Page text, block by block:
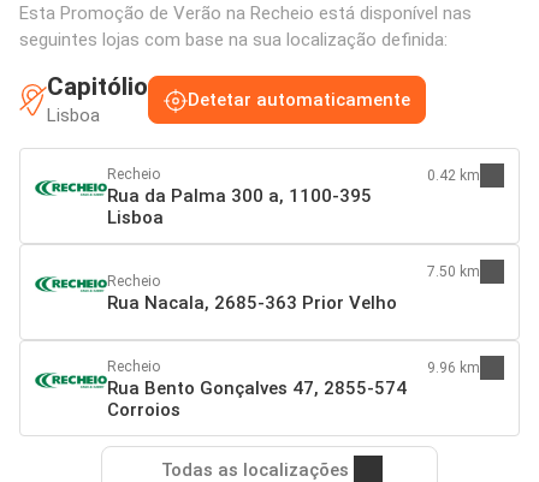
Esta Promoção de Verão na Recheio está disponível nas
seguintes lojas com base na sua localização definida:
Capitólio
Lisboa
Detetar automaticamente
Recheio
Rua da Palma 300 a, 1100-395
Lisboa
0.42 km
Recheio
Rua Nacala, 2685-363 Prior Velho
7.50 km
Recheio
Rua Bento Gonçalves 47, 2855-574
Corroios
9.96 km
Todas as localizações